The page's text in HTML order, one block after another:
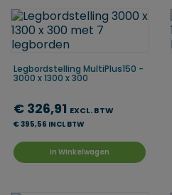
Legbordstelling MultiPlus150 -
3000 x 1300 x 300
€ 326,91 EXCL. BTW
€ 395,56 INCL BTW
In Winkelwagen